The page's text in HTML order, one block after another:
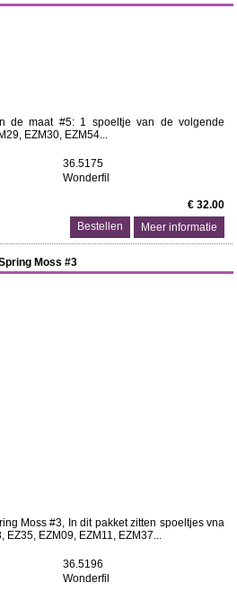
de maat #5: 1 spoeltje van de volgende
EZM30, EZM54...
36.5175
Wonderfil
€ 32.00
Meer informatie
Moss #3
Moss #3, In dit pakket zitten spoeltjes vna
EZM09, EZM11, EZM37...
36.5196
Wonderfil